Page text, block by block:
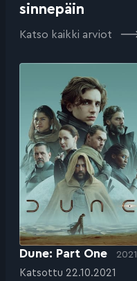
sinnepäin
Katso kaikki arviot
Dune: Part One 2021
Katsottu 22.10.2021